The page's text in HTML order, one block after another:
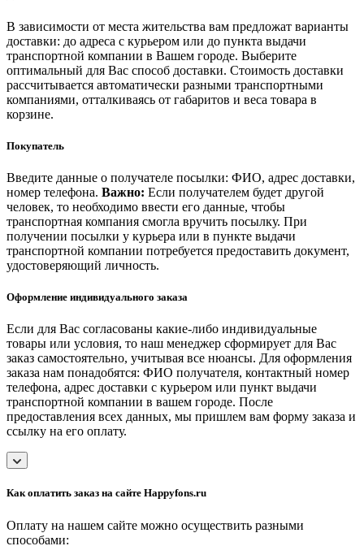
В зависимости от места жительства вам предложат варианты
доставки: до адреса с курьером или до пункта выдачи
транспортной компании в Вашем городе. Выберите
оптимальный для Вас способ доставки. Стоимость доставки
рассчитывается автоматически разными транспортными
компаниями, отталкиваясь от габаритов и веса товара в
корзине.
Покупатель
Введите данные о получателе посылки: ФИО, адрес доставки,
номер телефона. Важно: Если получателем будет другой
человек, то необходимо ввести его данные, чтобы
транспортная компания смогла вручить посылку. При
получении посылки у курьера или в пункте выдачи
транспортной компании потребуется предоставить документ,
удостоверяющий личность.
Оформление индивидуального заказа
Если для Вас согласованы какие-либо индивидуальные
товары или условия, то наш менеджер сформирует для Вас
заказ самостоятельно, учитывая все нюансы. Для оформления
заказа нам понадобятся: ФИО получателя, контактный номер
телефона, адрес доставки с курьером или пункт выдачи
транспортной компании в вашем городе. После
предоставления всех данных, мы пришлем вам форму заказа и
ссылку на его оплату.
Как оплатить заказ на сайте Happyfons.ru
Оплату на нашем сайте можно осуществить разными
способами: